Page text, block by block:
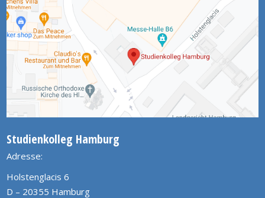
Studienkolleg Hamburg
Adresse:
Holstenglacis 6
D – 20355 Hamburg